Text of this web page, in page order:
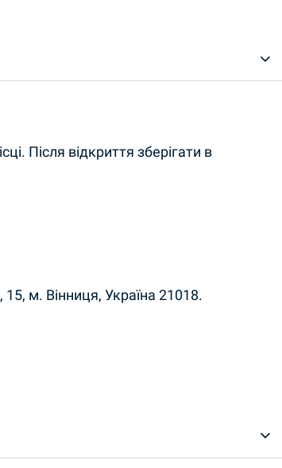
Після відкриття зберігати в
м. Вінниця, Україна 21018.